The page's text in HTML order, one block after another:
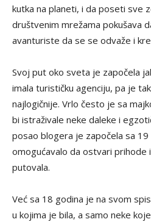
kutka na planeti, i da poseti sve
društvenim mrežama pokušava
avanturiste da se se odvaže i
Svoj put oko sveta je započela
imala turističku agenciju, pa je
najlogičnije. Vrlo često je sa
bi istraživale neke daleke i
posao blogera je započela sa
omogućavalo da ostvari prihode
putovala.
Već sa 18 godina je na svom
u kojima je bila, a samo neke